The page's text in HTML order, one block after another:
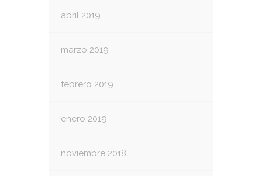
abril 2019
marzo 2019
febrero 2019
enero 2019
noviembre 2018